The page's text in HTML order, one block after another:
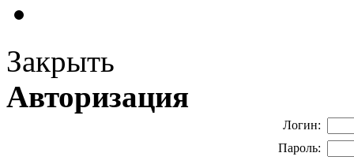
Закрыть
Авторизация
Логин:
Пароль: